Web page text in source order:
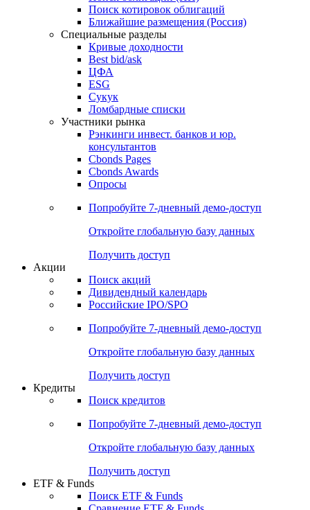
Облигации
Поиски
Поиск облигаций & Карты рынка
Поиск облигаций (ИИ)
Поиск котировок облигаций
Ближайшие размещения (Россия)
Специальные разделы
Кривые доходности
Best bid/ask
ЦФА
ESG
Сукук
Ломбардные списки
Участники рынка
Рэнкинги инвест. банков и юр.
Cbonds Pages
Опросы
Попробуйте7-дневный
Откройте глобальную базу данных
Получить доступ
Поиск акций
Российские IPO/SPO
Попробуйте7-дневный
Откройте глобальную базу данных
Получить доступ
Поиск кредитов
Попробуйте7-дневный
Откройте глобальную базу данных